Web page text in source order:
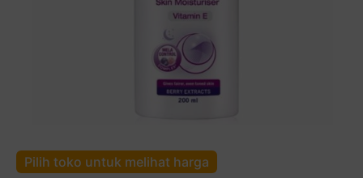
Pilih toko untuk melihat harga